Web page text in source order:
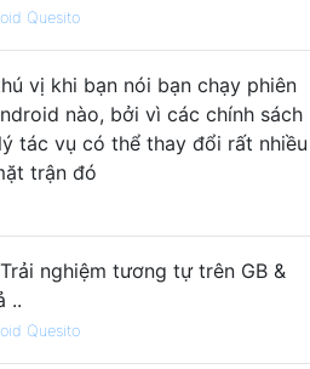
Quesito
vị khi bạn nói bạn chạy phiên
nào, bởi vì các chính sách
tác vụ có thể thay đổi rất nhiều
trận đó
nghiệm tương tự trên GB &
..
Quesito